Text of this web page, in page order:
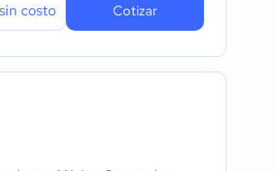
costo Cotizar